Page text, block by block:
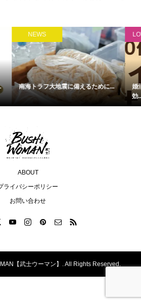
訣！30~40代女性に
PR
恋活・婚活・再婚活
リッ...
ABOUT
ライバシーポリシー
お問い合わせ
【武士ウーマン】. All Rights Reserved.
SHARE